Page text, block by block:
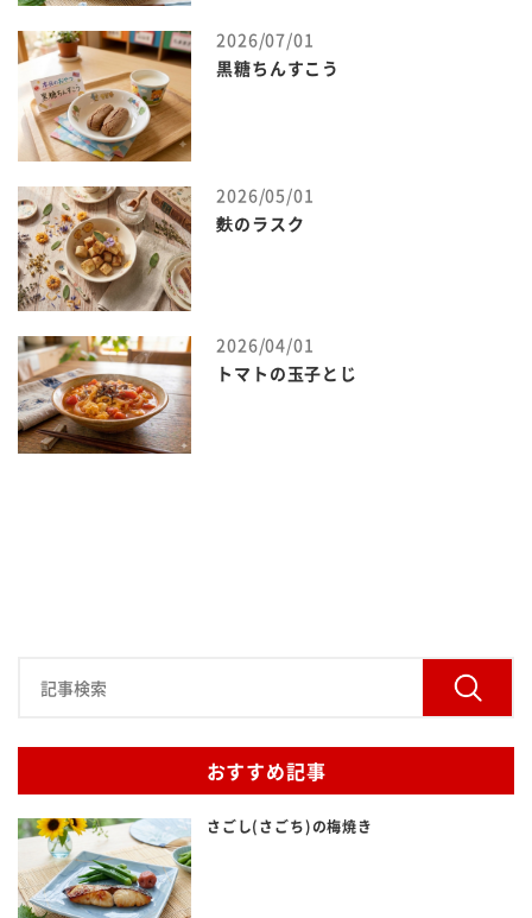
2026/07/01
黒糖ちんすこう
2026/05/01
麩のラスク
2026/04/01
トマトの玉子とじ
おすすめ記事
さごし(さごち)の梅焼き